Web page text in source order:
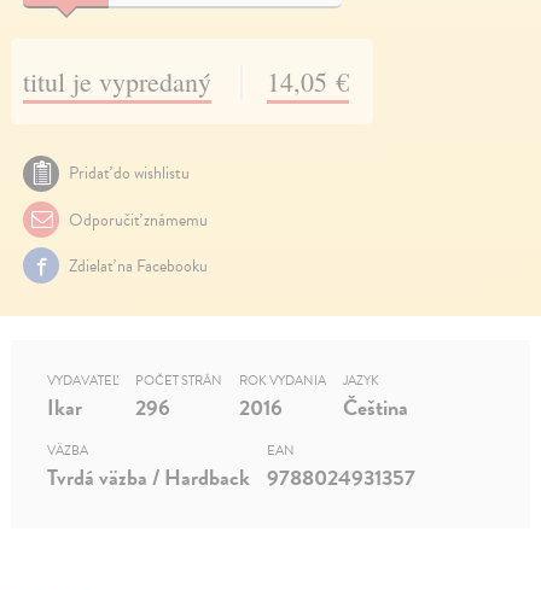
titul je vypredaný 14,05 €
Pridať do wishlistu
Odporučiť známemu
Zdielať na Facebooku
VYDAVATEĽ
Ikar
POČET STRÁN
296
ROK VYDANIA
2016
JAZYK
Čeština
VÄZBA
Tvrdá väzba / Hardback
EAN
9788024931357